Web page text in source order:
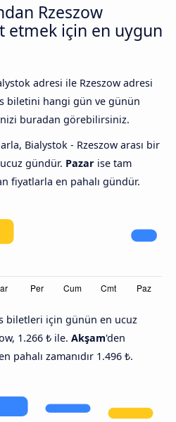
Rzeszow
etmek için en uygun
adresi ile Rzeszow adresi
biletini hangi gün ve günün
buradan görebilirsiniz.
Bialystok - Rzeszow arası bir
gündür. Pazar ise tam
fiyatlarla en pahalı gündür.
biletleri için günün en ucuz
1.266 ₺ ile. Akşam'den
pahalı zamanıdır 1.496 ₺.